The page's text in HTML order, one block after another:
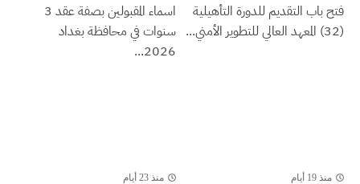
فتح باب التقديم للدورة التأهيلية
(32) المعهد العالي للتطوير الأمني...
اسماء المقبولين بصفة عقد 3
سنوات في محافظة بغداد
2026...
منذ 19 أيام منذ 23 أيام